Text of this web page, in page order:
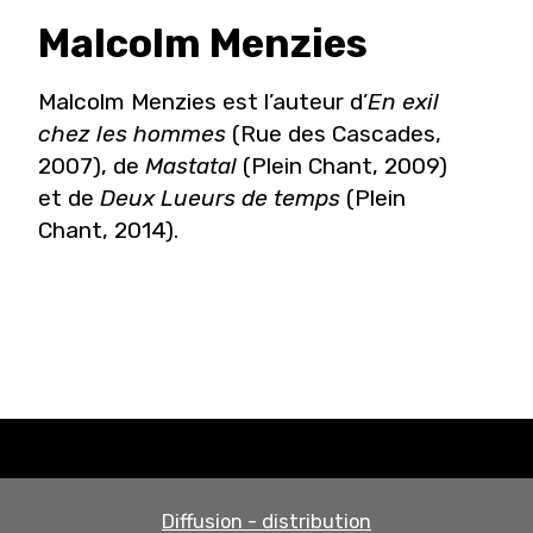
Malcolm Menzies
Malcolm Menzies est l’auteur d’En exil
chez les hommes (Rue des Cascades,
2007), de Mastatal (Plein Chant, 2009)
et de Deux Lueurs de temps (Plein
Chant, 2014).
Diffusion - distribution